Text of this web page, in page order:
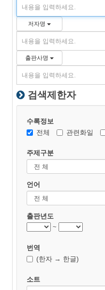
저자명
출판사명
검색제한자
수록정보
전체
관련화일
주제구분
언어
출판년도
~
번역
(한자 → 한글)
소트